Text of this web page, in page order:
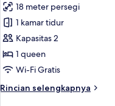
18 meter persegi
1 kamar tidur
Kapasitas 2
1 queen
Wi-Fi Gratis
Rincian selengkapnya
Rincian